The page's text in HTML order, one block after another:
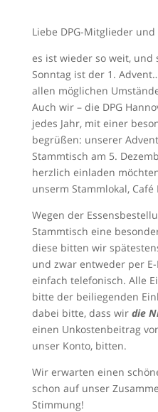
Liebe DPG-Mitglieder und
es ist wieder so weit, und
Sonntag ist der 1.
allen möglichen
Auch wir – die DPG
jedes Jahr, mit einer
begrüßen: unserer
Stammtisch am 5.
herzlich einladen
unserm Stammlokal,
Wegen der
Stammtisch eine
diese bitten wir
und zwar entweder per
einfach telefonisch. Alle
bitte der beiliegenden
dabei bitte, dass wir die
einen Unkostenbeitrag
unser Konto, bitten.
Wir erwarten einen
schon auf unser
Stimmung!